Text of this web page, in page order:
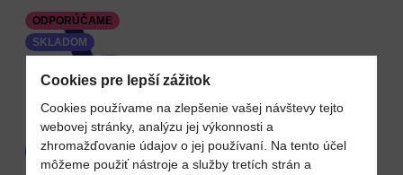
ODPORÚČAME
SKLADOM
22% Pridať k Obľúbeným
Cookies pre lepší zážitok
Cookies používame na zlepšenie vašej návštevy tejto
webovej stránky, analýzu jej výkonnosti a
zhromažďovanie údajov o jej používaní. Na tento účel
môžeme použiť nástroje a služby tretích strán a